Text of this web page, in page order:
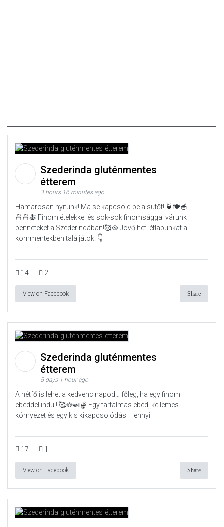
Szederinda gluténmentes
étterem
3 hours 16 minutes ago
Hamarosan nyitunk! Ma se kapcsold be a sütőt! 🍵🍽️🥣
🍜🍜🍝 Finom ételekkel és sok-sok finomsággal várunk
benneteket a Szederindában!🥰🥘 Jövő heti étlapunkat a
kommentekben találjátok! 👇
14 2
View on Facebook Share
Szederinda gluténmentes
étterem
5 days 1 hour ago
A hétfő is lehet a kedvenc napod… főleg, ha egy finom
ebéddel indul! 🥰🥘🍛🫕 Egy tartalmas ebéd, kellemes
környezet és egy kis kikapcsolódás – ennyi
17 1
View on Facebook Share